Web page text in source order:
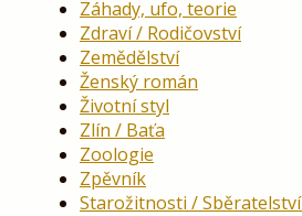
Záhady, ufo, teorie
Zdraví / Rodičovství
Zemědělství
Ženský román
Životní styl
Zlín / Baťa
Zoologie
Zpěvník
Starožitnosti / Sběratelství